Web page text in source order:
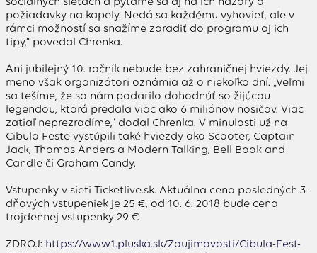
požiadavky na kapely. Nedá sa každému vyhovieť, ale v
rámci možností sa snažíme zaradiť do programu aj ich
tipy,“ povedal Chrenka.
Ani jubilejný 10. ročník nebude bez zahraničnej hviezdy. Jej
meno však organizátori oznámia až o niekoľko dní. „Veľmi
sa tešíme, že sa nám podarilo dohodnúť so žijúcou
legendou, ktorá predala viac ako 6 miliónov nosičov. Viac
zatiaľ neprezradíme,“ dodal Chrenka. V minulosti už na
Cibula Feste vystúpili také hviezdy ako Scooter, Captain
Jack, Thomas Anders a Modern Talking, Bell Book and
Candle či Graham Candy.
Vstupenky v sieti Ticketlive.sk. Aktuálna cena posledných 3-
dňových vstupeniek je 25 €, od 10. 6. 2018 bude cena
trojdennej vstupenky 29 €
ZDROJ: https://www1.pluska.sk/Zaujimavosti/Cibula-Fest-